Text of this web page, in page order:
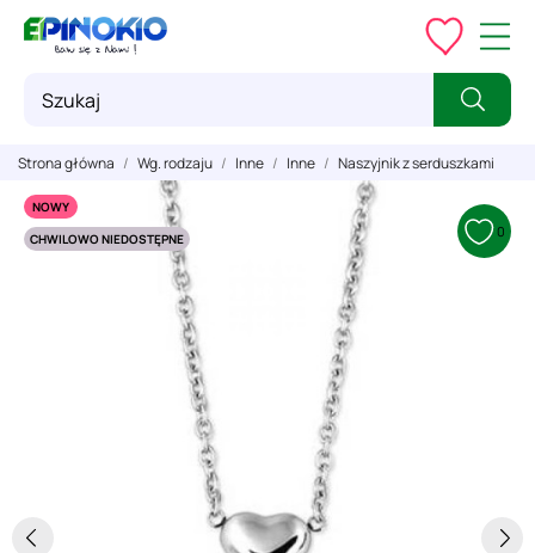
Strona główna Wg. rodzaju Inne Inne Naszyjnik z serduszkami
NOWY
CHWILOWO NIEDOSTĘPNE
0